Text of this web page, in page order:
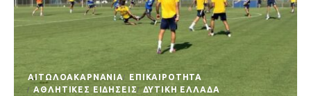
AΙΤΩΛΟΑΚΑΡΝΑΝΊΑ
EΠΙΚΑΙΡΌΤΗΤΑ
ΑΘΛΗΤΙΚΈΣ ΕΙΔΉΣΕΙΣ
ΔΥΤΙΚΉ ΕΛΛΆΔΑ